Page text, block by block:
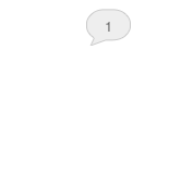
1